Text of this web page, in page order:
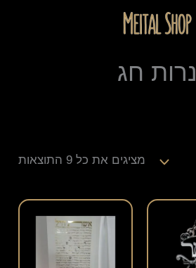
נרות חג
מציגים את כל ⁦9⁩ התוצאות